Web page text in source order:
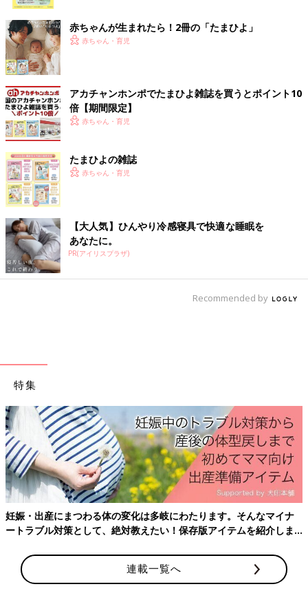
う。
この種のもので、私が大喜びで口に入れたものは唯一、インドネ
シアのジャコウネココーヒー(コピ・ルアク)だけですかね。ジャ
コウネコという動物の糞から採取したコーヒー豆だそうで、そう
聞くと、一瞬、引き気味になるのですが、その希少性から100g1
万円ほどもする高級生豆。お味は『世界一高いコーヒー』と思っ
て飲むせいか、美味しい。もちろん、糞の臭いなど全くしませ
ん。意外とあっさりしていて、フルーティな味わいです。なんで
も、ジャコウネコちゃんが、自ら良いコーヒーの実だけを厳選し
てお召し上がり。その後、その体内で、ジャコウネコちゃん自身
の消化酵素を使ってブレンドしてくれているようなものなんだと
か。
現地では高価すぎて、ちょっとしか飲めなかったので、もし、ま
た飲む機会があればめっちゃ、うれしがるであろう私です。
外国であれば、蛇でもカエルでもワニでもカンガルーでもカタツ
ムリでも、正体不明の虫であっても『なんか怖いけど、面白
い！ 人生いろいろ、人種もいろいろ。国によって食文化もいろ
いろさ！』ということで異国情緒満載なこともすんなり受け入れ
りました（しかも、給食に出ていたクジラ肉の味の記憶自体がす
は？）。
この他にも、長野のイナゴの佃煮、蜂の幼虫を使った蜂の子、伊
豆諸島の干物であるくさや、うるかという鮎の塩辛、なまこの生
殖巣であるくちこ、シロウオの踊り食いなんていうのも、若かり
し日の私にはインパクト大でございました。
なんだかんだと文句を付けながらも、結局、『あ！意外とイケ
る!?（喜）』と食べるのですが、食べ物であっても『はじめまし
て』の体験には、それなりの勇気と覚悟が必要。そういう“初
物”に出会う度に我ながら、狭い価値観の中で生きているんだな
ぁ…と思わずにはいられません。
赤ちゃんが生まれたら！2冊の「たまひよ」
赤ちゃん・育児
アカチャンホンポでたまひよ雑誌を買うとポイント10
倍【期間限定】
赤ちゃん・育児
たまひよの雑誌
赤ちゃん・育児
【大人気】ひんやり冷感寝具で快適な睡眠を
あなたに。
PR(アイリスプラザ)
Recommended by
特集
妊娠・出産にまつわる体の変化は多岐にわたります。そんなマイナ
ートラブル対策として、絶対教えたい！保存版アイテムを紹介しま
連載一覧へ